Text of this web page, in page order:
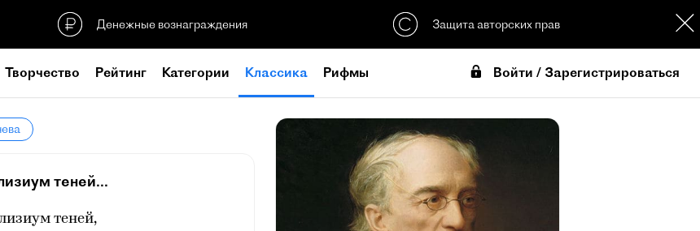
Денежные вознаграждения Защита авторских прав
Творчество Рейтинг Категории Классика Рифмы Войти / Зарегистрироваться
теней...
теней,